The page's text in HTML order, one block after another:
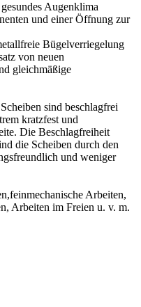
Augenklima
und einer Öffnung zur
Bügelverriegelung
von neuen
gleichmäßige
sind beschlagfrei
kratzfest und
Die Beschlagfreiheit
die Scheiben durch den
und weniger
Arbeiten,
Arbeiten im Freien u. v. m.